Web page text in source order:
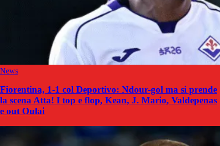
News
Fiorentina, 1-1 col Deportivo: Ndour-gol ma si prende
la scena Atta! I top e flop, Kean, J. Mario, Valdepenas
e out Oulai